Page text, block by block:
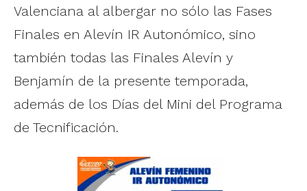
Valenciana al albergar no sólo las Fases
Finales en Alevín IR Autonómico, sino
también todas las Finales Alevín y
Benjamín de la presente temporada,
además de los Días del Mini del Programa
de Tecnificación.